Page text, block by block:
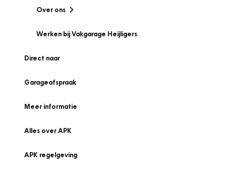
Over ons
Werken bij Vakgarage Heijligers
Direct naar
Garageafspraak
Meer informatie
Alles over APK
APK regelgeving